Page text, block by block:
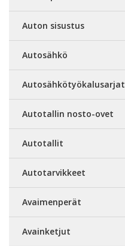
Auton sisustus
Autosähkö
Autosähkötyökalusarjat
Autotallin nosto-ovet
Autotallit
Autotarvikkeet
Avaimenperät
Avainketjut